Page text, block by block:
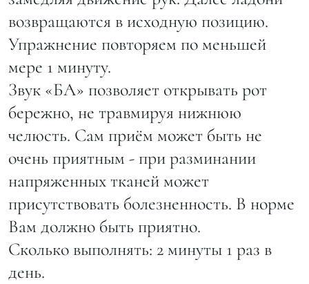
возвращаются в исходную позицию.
Упражнение повторяем по меньшей
мере 1 минуту.
Звук «БА» позволяет открывать рот
бережно, не травмируя нижнюю
челюсть. Сам приём может быть не
очень приятным - при разминании
напряженных тканей может
присутствовать болезненность. В норме
Вам должно быть приятно.
Сколько выполнять: 2 минуты 1 раз в
день.